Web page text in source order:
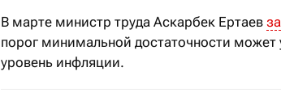
В марте министр труда Аскарбек Ертаев
порог минимальной достаточности может
уровень инфляции.